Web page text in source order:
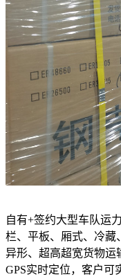
自有+签约大型车队运
栏、平板、厢式、冷藏
异形、超高超宽货物运
GPS实时定位，客户可